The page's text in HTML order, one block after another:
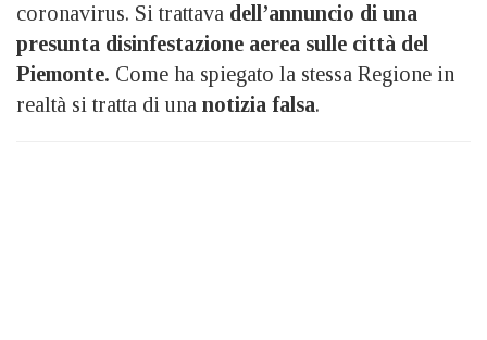
coronavirus. Si trattava dell’annuncio di una
presunta disinfestazione aerea sulle città del
Piemonte. Come ha spiegato la stessa Regione in
realtà si tratta di una notizia falsa.